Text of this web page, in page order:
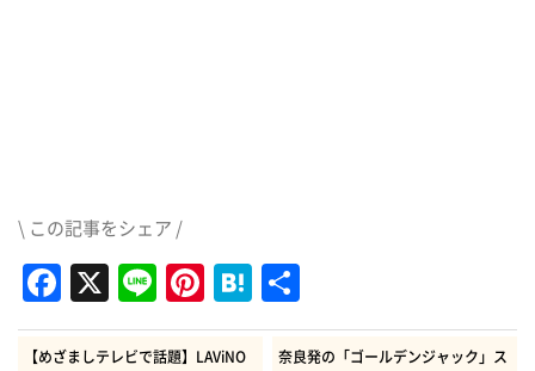
\ この記事をシェア /
Facebook
X LinePinterest
Hatena
有
【めざましテレビで話題】LAViNO
奈良発の「ゴールデンジャック」ス